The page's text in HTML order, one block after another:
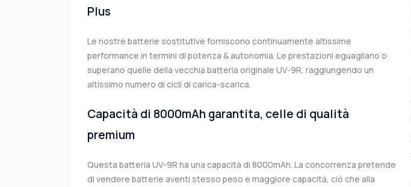
Plus
Le nostre batterie sostitutive forniscono continuamente altissime
performance in termini di potenza & autonomia. Le prestazioni eguagliano o
superano quelle della vecchia batteria originale UV-9R, raggiungendo un
altissimo numero di cicli di carica-scarica.
Capacità di 8000mAh garantita, celle di qualità
premium
Questa batteria UV-9R ha una capacità di 8000mAh. La concorrenza pretende
di vendere batterie aventi stesso peso e maggiore capacità, ciò che alla